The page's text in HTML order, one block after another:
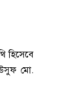
হিসেবে
মো.